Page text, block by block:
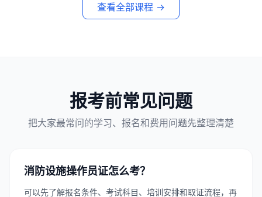
查看全部课程 →
报考前常见问题
把大家最常问的学习、报名和费用问题先整理清楚
消防设施操作员证怎么考？
可以先了解报名条件、考试科目、培训安排和取证流程，再